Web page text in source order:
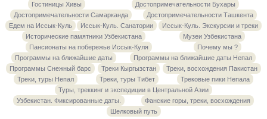
Гостиницы Хивы
Достопримечательности Бухары
Достопримечательности Самарканда
Достопримечательности Ташкента
Едем на Иссык-Куль
Иссык-Куль. Санатории
Иссык-Куль. Экскурсии и треки
Исторические памятники Узбекистана
Музеи Узбекистана
Пансионаты на побережье Иссык-Куля
Почему мы ?
Программы на ближайшие даты
Программы на ближайшие даты Непал
Программы Снежный барс
Треки Кыргызстан
Треки, восхождения Пакистан
Треки, туры Непал
Треки, туры Тибет
Трековые пики Непала
Туры, треккинг и экспедиции в Центральной Азии
Узбекистан. Фиксированные даты.
Фанские горы, треки, восхождения
Шелковый путь